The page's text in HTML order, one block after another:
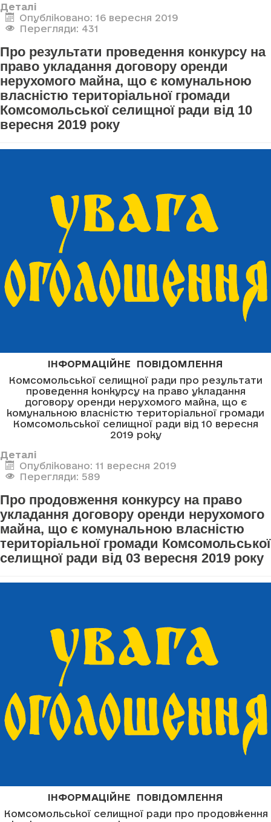
Деталі
Опубліковано: 16 вересня 2019
Перегляди: 431
Про результати проведення конкурсу на
право укладання договору оренди
нерухомого майна, що є комунальною
власністю територіальної громади
Комсомольської селищної ради від 10
вересня 2019 року
ІНФОРМАЦІЙНЕ ПОВІДОМЛЕННЯ
Комсомольської селищної ради про результати
проведення конкурсу на право укладання
договору оренди нерухомого майна, що є
комунальною власністю територіальної громади
Комсомольської селищної ради від 10 вересня
2019 року
Деталі
Опубліковано: 11 вересня 2019
Перегляди: 589
Про продовження конкурсу на право
укладання договору оренди нерухомого
майна, що є комунальною власністю
територіальної громади Комсомольської
селищної ради від 03 вересня 2019 року
ІНФОРМАЦІЙНЕ ПОВІДОМЛЕННЯ
Комсомольської селищної ради про продовження